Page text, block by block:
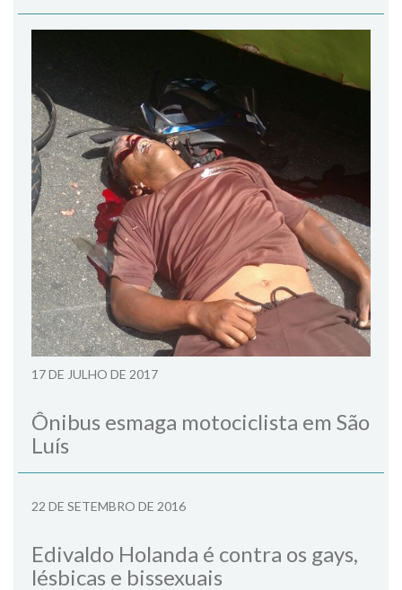
17 DE JULHO DE 2017
Ônibus esmaga motociclista em São
Luís
22 DE SETEMBRO DE 2016
Edivaldo Holanda é contra os gays,
lésbicas e bissexuais